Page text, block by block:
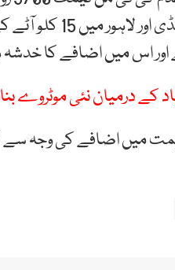
کے درمیان نئی موٹروے
میں اضافے کی وجہ سے